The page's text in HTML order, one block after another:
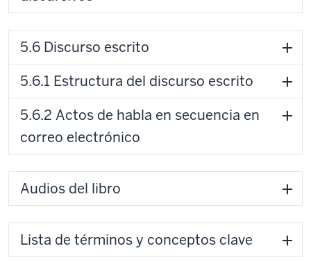
5.6 Discurso escrito
5.6.1 Estructura del discurso escrito
5.6.2 Actos de habla en secuencia en
correo electrónico
Audios del libro
Lista de términos y conceptos clave